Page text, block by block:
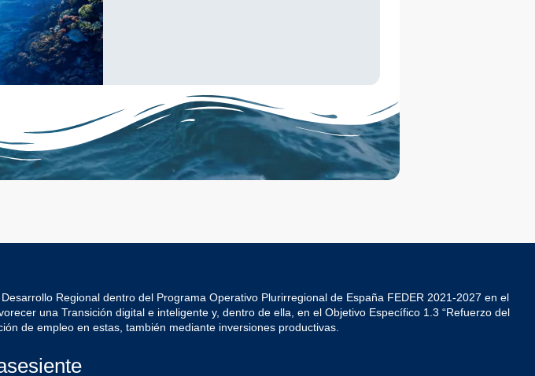
Regional dentro del Programa Operativo Plurirregional de España FEDER 2021-2027 en el
una Transición digital e inteligente y, dentro de ella, en el Objetivo Específico 1.3 “Refuerzo del
de empleo en estas, también mediante inversiones productivas.